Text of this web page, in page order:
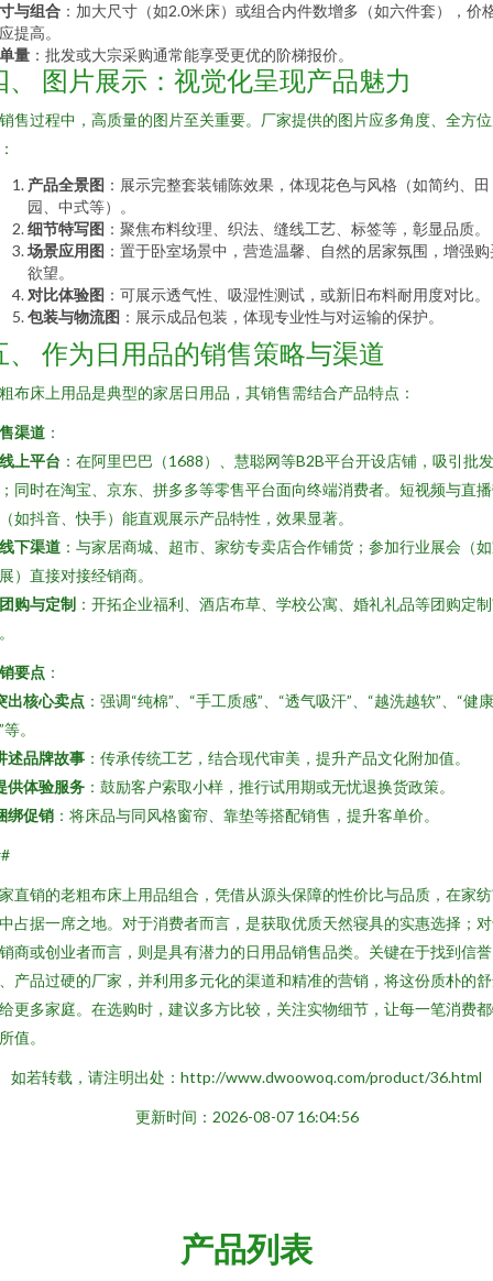
与组合 ：加大尺寸（如2.0米床）或组合内件数增多（如六件套），价
提高。
量 ：批发或大宗采购通常能享受更优的阶梯报价。
、 图片展示：视觉化呈现产品魅力
售过程中，高质量的图片至关重要。厂家提供的图片应多角度、全方
产品全景图 ：展示完整套装铺陈效果，体现花色与风格（如简约、田
园、中式等）。
细节特写图 ：聚焦布料纹理、织法、缝线工艺、标签等，彰显品质。
场景应用图 ：置于卧室场景中，营造温馨、自然的居家氛围，增强购
欲望。
对比体验图 ：可展示透气性、吸湿性测试，或新旧布料耐用度对比。
包装与物流图 ：展示成品包装，体现专业性与对运输的保护。
、 作为日用品的销售策略与渠道
布床上用品是典型的家居日用品，其销售需结合产品特点：
渠道 ：
线上平台 ：在阿里巴巴（1688）、慧聪网等B2B平台开设店铺，吸引批
同时在淘宝、京东、拼多多等零售平台面向终端消费者。短视频与直
如抖音、快手）能直观展示产品特性，效果显著。
线下渠道 ：与家居商城、超市、家纺专卖店合作铺货；参加行业展会（
）直接对接经销商。
团购与定制 ：开拓企业福利、酒店布草、学校公寓、婚礼礼品等团购定
要点 ：
出核心卖点 ：强调“纯棉”、“手工质感”、“透气吸汗”、“越洗越软”、“健
。
述品牌故事 ：传承传统工艺，结合现代审美，提升产品文化附加值。
供体验服务 ：鼓励客户索取小样，推行试用期或无忧退换货政策。
绑促销 ：将床品与同风格窗帘、靠垫等搭配销售，提升客单价。
直销的老粗布床上用品组合，凭借从源头保障的性价比与品质，在家
占据一席之地。对于消费者而言，是获取优质天然寝具的实惠选择；
商或创业者而言，则是具有潜力的日用品销售品类。关键在于找到信
产品过硬的厂家，并利用多元化的渠道和精准的营销，将这份质朴的
更多家庭。在选购时，建议多方比较，关注实物细节，让每一笔消费
值。
如若转载，请注明出处：http://www.dwoowoq.com/product/36.html
更新时间：2026-08-07 16:04:56
产品列表